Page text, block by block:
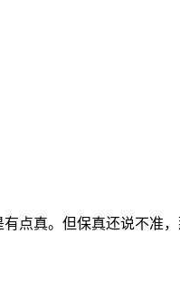
点真。但保真还说不准